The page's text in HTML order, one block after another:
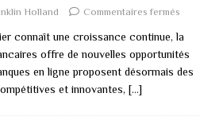
Holland Commentaires fermés
connaît une croissance continue, la
offre de nouvelles opportunités
en ligne proposent désormais des
et innovantes, […]